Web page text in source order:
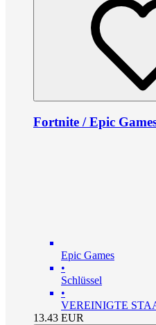
Fortnite / Epic
Epic Games
•
Schlüssel
•
VEREINIGTE
13.43 EUR